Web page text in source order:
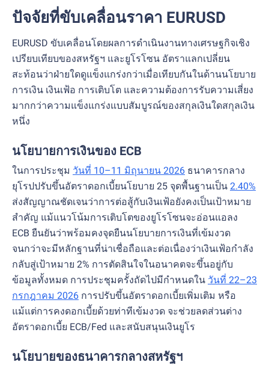
ปัจจัยที่ขับเคลื่อนราคา EURUSD
EURUSD ขับเคลื่อนโดยผลการดำเนินงานทางเศรษฐกิจเชิง
เปรียบเทียบของสหรัฐฯ และยูโรโซน อัตราแลกเปลี่ยน
สะท้อนว่าฝ่ายใดดูแข็งแกร่งกว่าเมื่อเทียบกันในด้านนโยบาย
การเงิน เงินเฟ้อ การเติบโต และความต้องการรับความเสี่ยง
มากกว่าความแข็งแกร่งแบบสัมบูรณ์ของสกุลเงินใดสกุลเงิน
หนึ่ง
นโยบายการเงินของ ECB
ในการประชุม วันที่ 10–11 มิถุนายน 2026 ธนาคารกลาง
ยุโรปปรับขึ้นอัตราดอกเบี้ยนโยบาย 25 จุดพื้นฐานเป็น 2.40%
ส่งสัญญาณชัดเจนว่าการต่อสู้กับเงินเฟ้อยังคงเป็นเป้าหมาย
สำคัญ แม้แนวโน้มการเติบโตของยูโรโซนจะอ่อนแอลง
ECB ยืนยันว่าพร้อมคงจุดยืนนโยบายการเงินที่เข้มงวด
จนกว่าจะมีหลักฐานที่น่าเชื่อถือและต่อเนื่องว่าเงินเฟ้อกำลัง
กลับสู่เป้าหมาย 2% การตัดสินใจในอนาคตจะขึ้นอยู่กับ
ข้อมูลทั้งหมด การประชุมครั้งถัดไปมีกำหนดใน วันที่ 22–23
กรกฎาคม 2026 การปรับขึ้นอัตราดอกเบี้ยเพิ่มเติม หรือ
แม้แต่การคงดอกเบี้ยด้วยท่าทีเข้มงวด จะช่วยลดส่วนต่าง
อัตราดอกเบี้ย ECB/Fed และสนับสนุนเงินยูโร
นโยบายของธนาคารกลางสหรัฐฯ